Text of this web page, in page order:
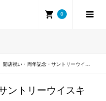
0
開店祝い・周年記念・サントリーウイスキー角瓶&オールドグラスペアset
ントリーウイスキ